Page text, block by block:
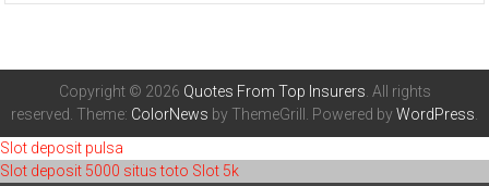
Copyright © 2026 Quotes From Top Insurers. All rights
reserved. Theme: ColorNews by ThemeGrill. Powered byWordPress.
Slot deposit pulsa
Slot deposit 5000 situs toto Slot 5k